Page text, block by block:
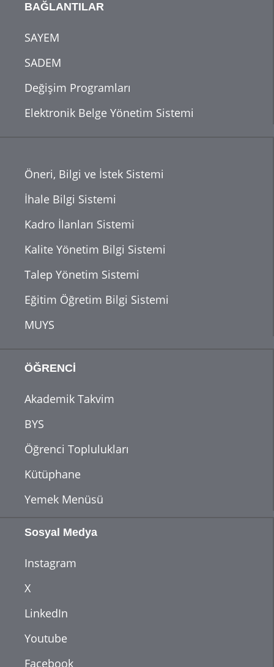
BAĞLANTILAR
SAYEM
SADEM
Değişim Programları
Elektronik Belge Yönetim Sistemi
Öneri, Bilgi ve İstek Sistemi
İhale Bilgi Sistemi
Kadro İlanları Sistemi
Kalite Yönetim Bilgi Sistemi
Talep Yönetim Sistemi
Eğitim Öğretim Bilgi Sistemi
MUYS
ÖĞRENCİ
Akademik Takvim
BYS
Öğrenci Toplulukları
Kütüphane
Yemek Menüsü
Sosyal Medya
Instagram
X
LinkedIn
Youtube
Facebook